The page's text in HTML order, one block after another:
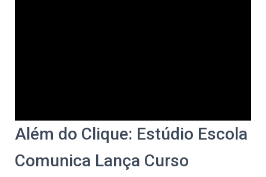
Além do Clique: Estúdio Escola
Comunica Lança Curso